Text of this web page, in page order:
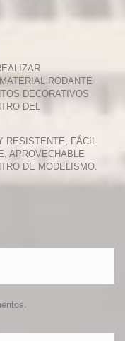
RODANTE
DECORATIVOS
DEL
RESISTENTE, FÁCIL
APROVECHABLE
DE MODELISMO.